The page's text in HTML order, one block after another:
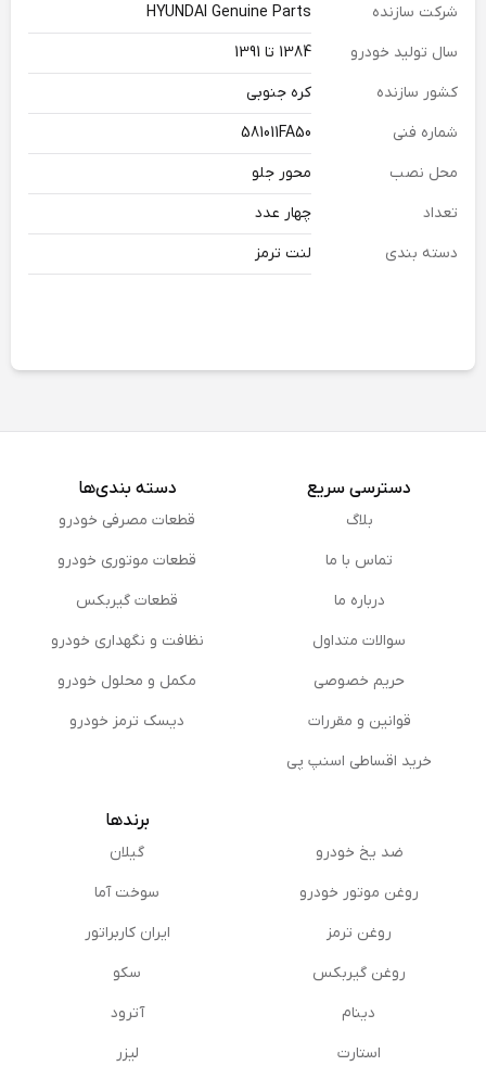
شرکت سازنده
HYUNDAI Genuine Parts
سال تولید خودرو
1384 تا 1391
کشور سازنده
کره جنوبی
شماره فنی
581011FA50
محل نصب
محور جلو
تعداد
چهار عدد
دسته بندی
لنت ترمز
دسترسی سریع
بلاگ
تماس با ما
درباره ما
سوالات متداول
حریم خصوصی
قوانین و مقررات
خرید اقساطی اسنپ پی
دسته بندی‌ها
قطعات مصرفی خودرو
قطعات موتوری خودرو
قطعات گیربکس
نظافت و نگهداری خودرو
مكمل و محلول خودرو
دیسک ترمز خودرو
ضد یخ خودرو
روغن موتور خودرو
روغن ترمز
روغن گیربكس
دینام
استارت
برندها
گیلان
سوخت آما
ایران کاربراتور
سکو
آترود
لیزر